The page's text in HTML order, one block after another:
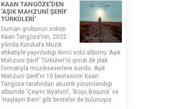
KAAN TANGÖZE'DEN
'AŞIK MAHZUNİ ŞERİF
TÜRKÜLERİ'
Duman grubunun solisti
Kaan Tangöze'nin, 2022
yılında Kurukafa Müzik
etiketiyle yayınladığı ikinci solo albümü 'Aşık
Mahzuni Şerif' Türküleri'ni şimdi de plak
formatıyla müzikseverlere sundu. Aşık
Mahzuni Şerif'in 10 bestesinin Kaan
Tangöze tarafından akustik yorumlandığı
albümde 'Çeşmi Siyahım', 'Boşu Boşuna' ve
'Haşlayın Beni' gibi besteler de bulunuyor.